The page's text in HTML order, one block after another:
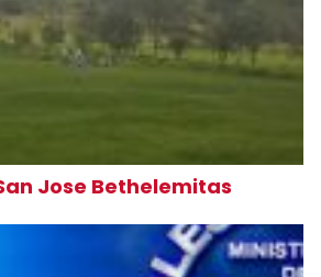
Jose Bethelemitas